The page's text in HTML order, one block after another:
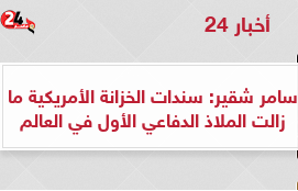
أخبار 24
سامر شقير: سندات الخزانة الأمريكية ما
زالت الملاذ الدفاعي الأول في العالم